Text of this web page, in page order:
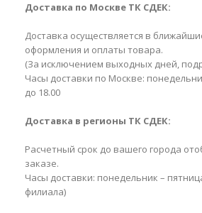
Доставка по Москве ТК СДЕК:
Доставка осуществляется в
оформления и оплаты товара.
(За исключением выходных дней,
Часы доставки по Москве:
до 18.00
Доставка в регионы ТК СДЕК:
Расчетный срок до вашего города
заказе.
Часы доставки: понедельник –
филиала)